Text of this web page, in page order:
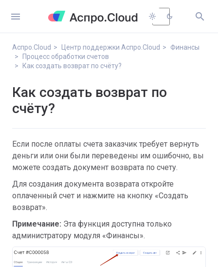
 light_mode dark_mode 
Аспро.Cloud Центр поддержки Аспро.Cloud
Финансы
Процесс обработки счетов
Как создать возврат по счёту?
Как создать возврат по
счёту?
Если после оплаты счета заказчик требует вернуть
деньги или они были переведены им ошибочно, вы
можете создать документ возврата по счету.
Для создания документа возврата откройте
оплаченный счет и нажмите на кнопку «Создать
возврат».
Примечание: Эта функция доступна только
администратору модуля «Финансы».